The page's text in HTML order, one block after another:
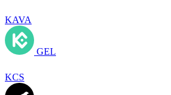
KAVA
GEL
KCS